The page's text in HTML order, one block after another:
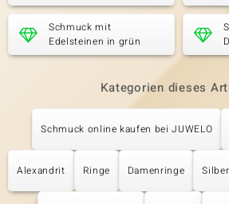
Schmuck mit
Edelsteinen in grün
Kategorien dieses
Schmuck online kaufen bei JUWELO
Alexandrit Ringe Damenringe